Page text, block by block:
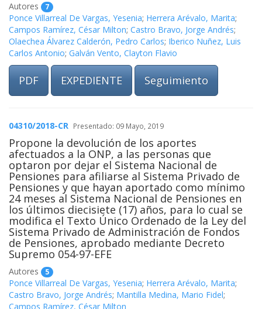
Autores 7
Ponce Villarreal De Vargas, Yesenia; Herrera Arévalo, Marita;
Campos Ramírez, César Milton; Castro Bravo, Jorge Andrés;
Olaechea Álvarez Calderón, Pedro Carlos; Iberico Nuñez, Luis
Carlos Antonio; Galván Vento, Clayton Flavio
PDF EXPEDIENTE Seguimiento
04310/2018-CR Presentado: 09 Mayo, 2019
Propone la devolución de los aportes
afectuados a la ONP, a las personas que
optaron por dejar el Sistema Nacional de
Pensiones para afiliarse al Sistema Privado de
Pensiones y que hayan aportado como mínimo
24 meses al Sistema Nacional de Pensiones en
los últimos diecisiete (17) años, para lo cual se
modifica el Texto Único Ordenado de la Ley del
Sistema Privado de Administración de Fondos
de Pensiones, aprobado mediante Decreto
Supremo 054-97-EFE
Autores 5
Ponce Villarreal De Vargas, Yesenia; Herrera Arévalo, Marita;
Castro Bravo, Jorge Andrés; Mantilla Medina, Mario Fidel;
Campos Ramírez, César Milton